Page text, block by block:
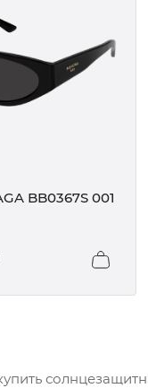
BB0367S 001